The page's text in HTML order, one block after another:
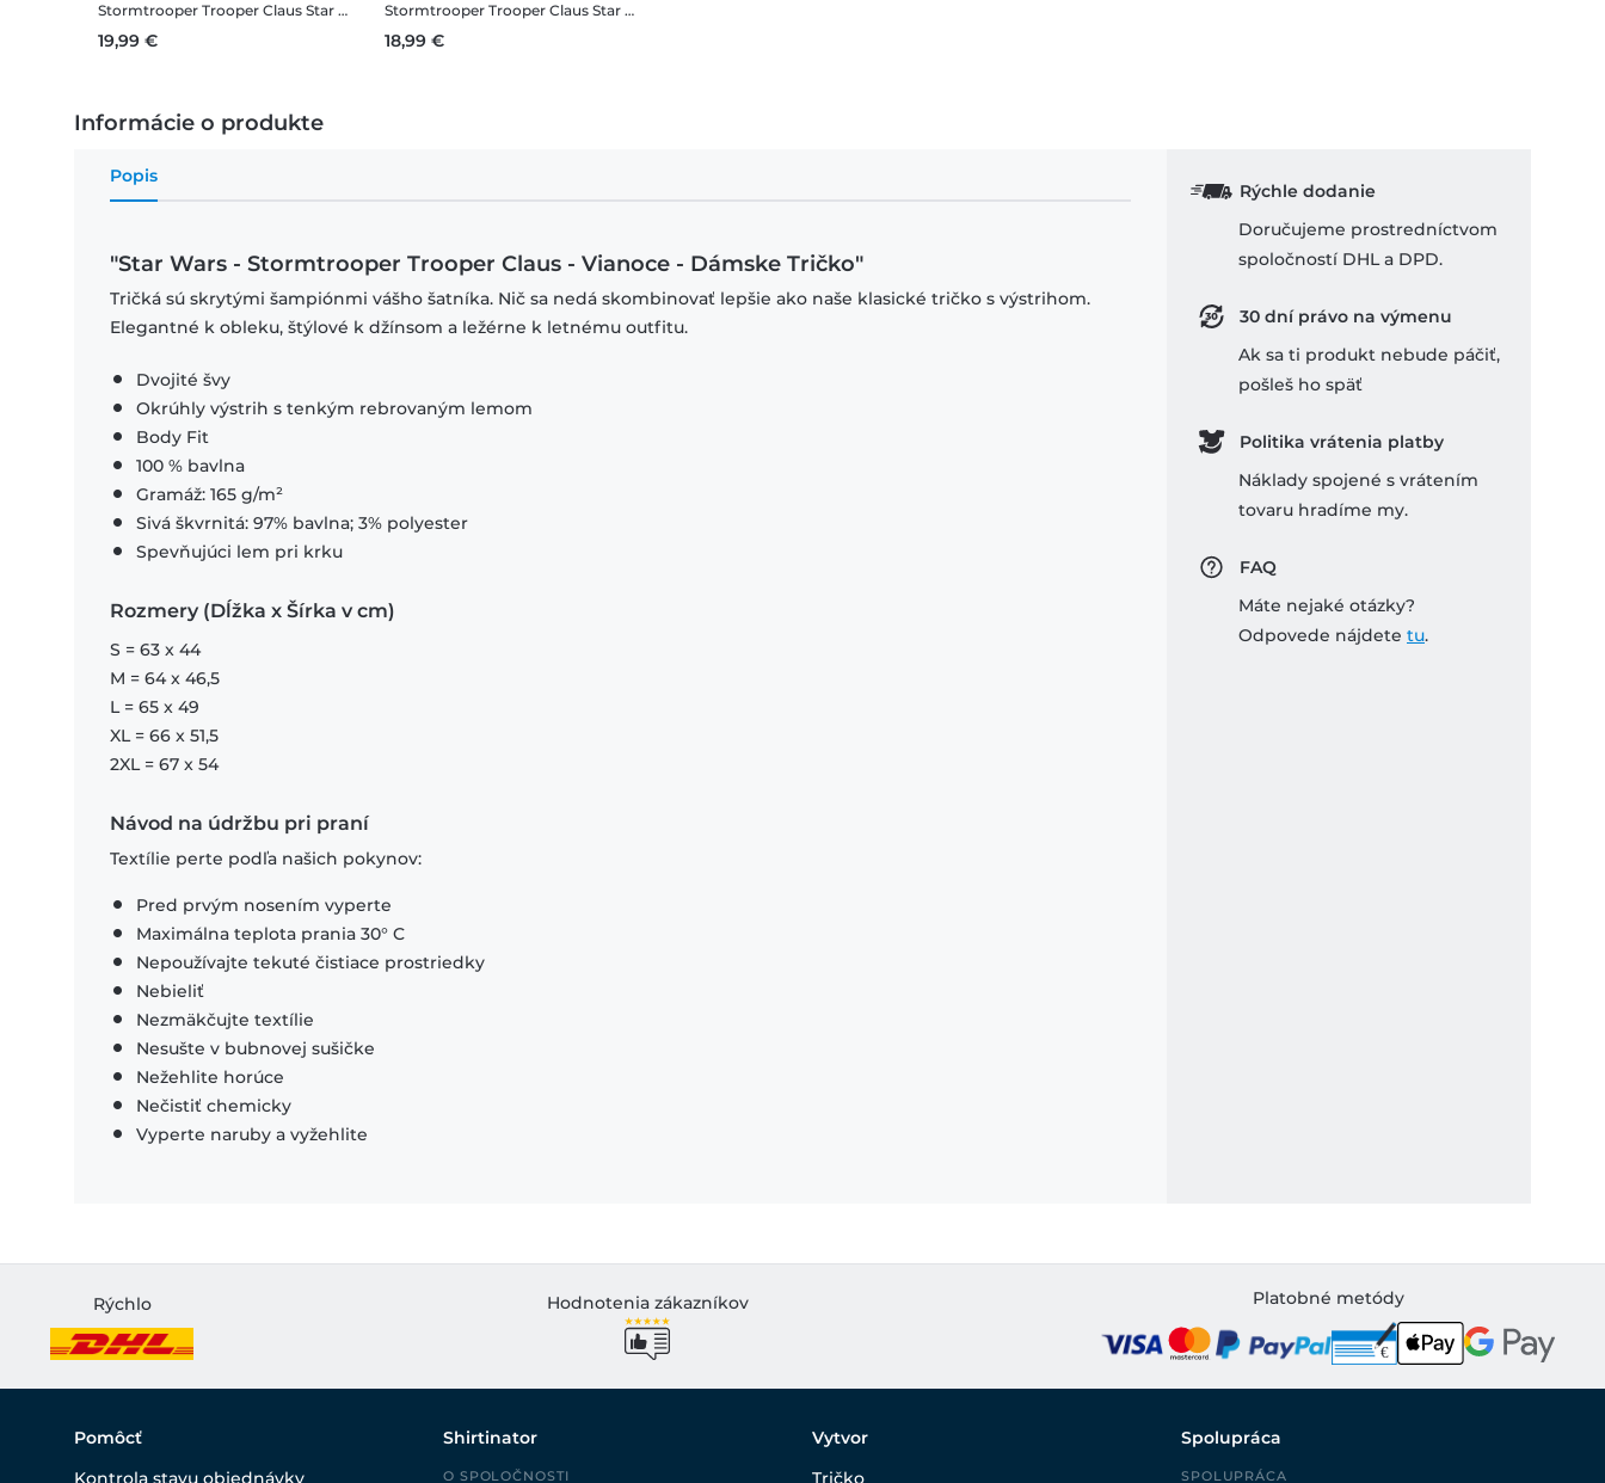
Stormtrooper Trooper Claus Star Wars - Stormtrooper Trooper Claus - Vianoce - Pánske Tričko
19,99 €
Stormtrooper Trooper Claus Star Wars - Stormtrooper Trooper Claus - Vianoce - Detské Tričko
18,99 €
Informácie o produkte
Popis
"Star Wars - Stormtrooper Trooper Claus - Vianoce - Dámske Tričko"
Tričká sú skrytými šampiónmi vášho šatníka. Nič sa nedá skombinovať lepšie ako naše klasické tričko s výstrihom.
Elegantné k obleku, štýlové k džínsom a ležérne k letnému outfitu.
Dvojité švy
Okrúhly výstrih s tenkým rebrovaným lemom
Body Fit
100 % bavlna
Gramáž: 165 g/m²
Sivá škvrnitá: 97% bavlna; 3% polyester
Spevňujúci lem pri krku
Rozmery (Dĺžka x Šírka v cm)
S = 63 x 44
M = 64 x 46,5
L = 65 x 49
XL = 66 x 51,5
2XL = 67 x 54
Návod na údržbu pri praní
Textílie perte podľa našich pokynov:
Pred prvým nosením vyperte
Maximálna teplota prania 30° C
Nepoužívajte tekuté čistiace prostriedky
Nebieliť
Nezmäkčujte textílie
Nesušte v bubnovej sušičke
Nežehlite horúce
Nečistiť chemicky
Vyperte naruby a vyžehlite
Rýchle dodanie
Doručujeme prostredníctvom
spoločností DHL a DPD.
30 dní právo na výmenu
Ak sa ti produkt nebude páčiť,
pošleš ho späť
Politika vrátenia platby
Náklady spojené s vrátením
tovaru hradíme my.
FAQ
Máte nejaké otázky?
Odpovede nájdete tu.
Rýchlo Hodnotenia zákazníkov Platobné metódy
Pomôcť
Shirtinator
O SPOLOČNOSTI
Vytvor
Spolupráca
SPOLUPRÁCA